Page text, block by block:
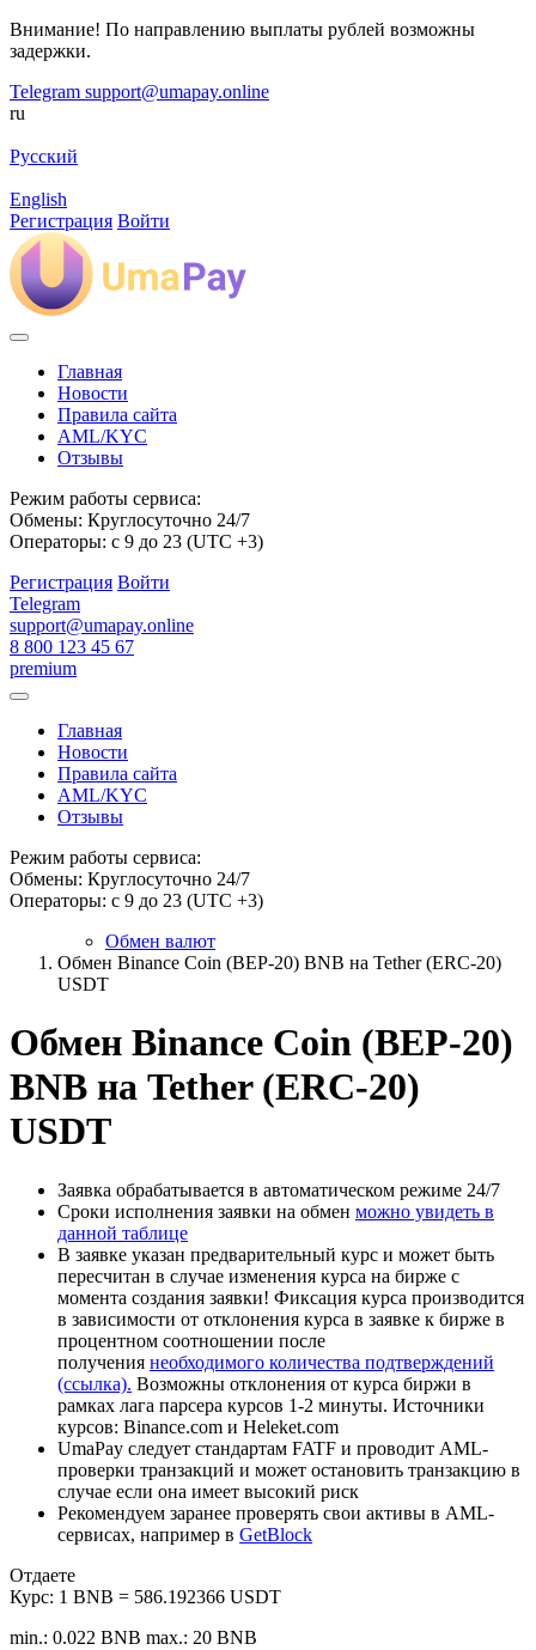
Внимание! По направлению выплаты рублей возможны
задержки.
Telegram support@umapay.online
ru
Русский
English
Регистрация Войти
Главная
Новости
Правила сайта
AML/KYC
Отзывы
Режим работы сервиса:
Обмены: Круглосуточно 24/7
Операторы: с 9 до 23 (UTC +3)
Регистрация Войти
Telegram
support@umapay.online
8 800 123 45 67
premium
Главная
Новости
Правила сайта
AML/KYC
Отзывы
Режим работы сервиса:
Обмены: Круглосуточно 24/7
Операторы: с 9 до 23 (UTC +3)
Обмен валют
Обмен Binance Coin (BEP-20) BNB на Tether (ERC-20)
USDT
Обмен Binance Coin (BEP-20)
BNB на Tether (ERC-20)
USDT
Заявка обрабатывается в автоматическом режиме 24/7
Сроки исполнения заявки на обмен можно увидеть в
данной таблице
В заявке указан предварительный курс и может быть
пересчитан в случае изменения курса на бирже с
момента создания заявки! Фиксация курса производится
в зависимости от отклонения курса в заявке к бирже в
процентном соотношении после
получения необходимого количества подтверждений
(ссылка). Возможны отклонения от курса биржи в
рамках лага парсера курсов 1-2 минуты. Источники
курсов: Binance.com и Heleket.com
UmaPay следует стандартам FATF и проводит AML-
проверки транзакций и может остановить транзакцию в
случае если она имеет высокий риск
Рекомендуем заранее проверять свои активы в AML-
сервисах, например в GetBlock
Отдаете
Курс: 1 BNB = 586.192366 USDT
min.: 0.022 BNB max.: 20 BNB